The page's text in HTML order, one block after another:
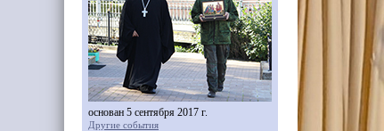
основан 5 сентября 2017 г.
Другие события